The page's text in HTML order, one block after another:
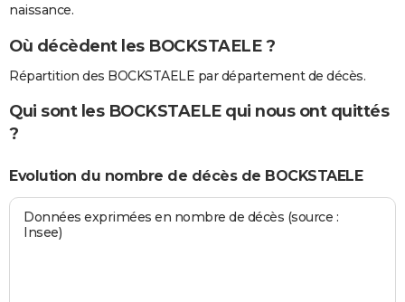
Bricolage
Lifestyle
Culture
Sport
Auto
Television
Voyage
Cinema
naissance.
Où décèdent les BOCKSTAELE ?
Répartition des BOCKSTAELE par département de décès.
Qui sont les BOCKSTAELE qui nous ont quittés
?
Evolution du nombre de décès de BOCKSTAELE
Données exprimées en nombre de décès (source :
Insee)